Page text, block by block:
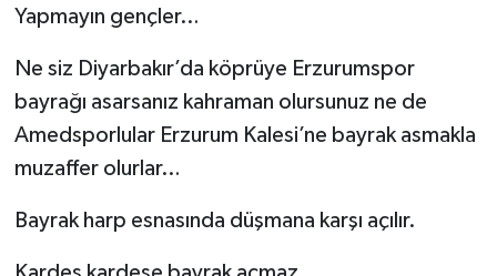
Yapmayın gençler…
Ne siz Diyarbakır’da köprüye Erzurumspor
bayrağı asarsanız kahraman olursunuz ne de
Amedsporlular Erzurum Kalesi’ne bayrak asmakla
muzaffer olurlar…
Bayrak harp esnasında düşmana karşı açılır.